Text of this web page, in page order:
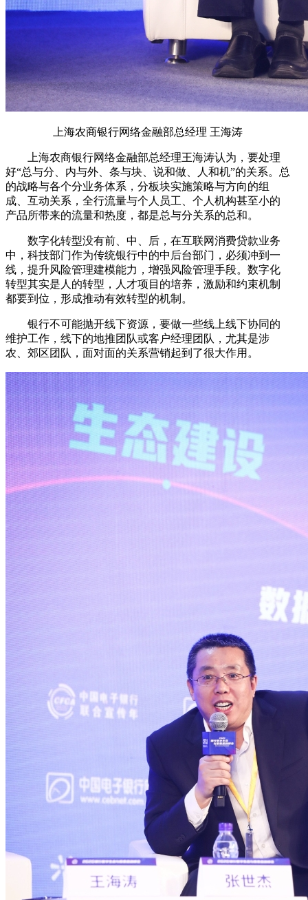
上海农商银行网络金融部总经理 王海涛
上海农商银行网络金融部总经理王海涛认为，要处理
好“总与分、内与外、条与块、说和做、人和机”的关系。总
的战略与各个分业务体系，分板块实施策略与方向的组
成、互动关系，全行流量与个人员工、个人机构甚至小的
产品所带来的流量和热度，都是总与分关系的总和。
数字化转型没有前、中、后，在互联网消费贷款业务
中，科技部门作为传统银行中的中后台部门，必须冲到一
线，提升风险管理建模能力，增强风险管理手段。数字化
转型其实是人的转型，人才项目的培养，激励和约束机制
都要到位，形成推动有效转型的机制。
银行不可能抛开线下资源，要做一些线上线下协同的
维护工作，线下的地推团队或客户经理团队，尤其是涉
农、郊区团队，面对面的关系营销起到了很大作用。